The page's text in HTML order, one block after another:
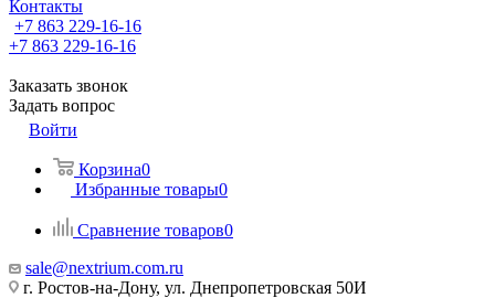
Контакты
+7 863 229-16-16
+7 863 229-16-16
Заказать звонок
Задать вопрос
Войти
Корзина0
Избранные товары0
Сравнение товаров0
sale@nextrium.com.ru
г. Ростов-на-Дону, ул. Днепропетровская 50И